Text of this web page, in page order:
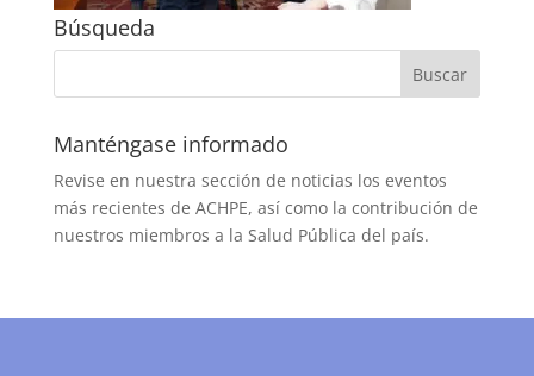
Búsqueda
Manténgase informado
Revise en nuestra sección de noticias los eventos
más recientes de ACHPE, así como la contribución de
nuestros miembros a la Salud Pública del país.